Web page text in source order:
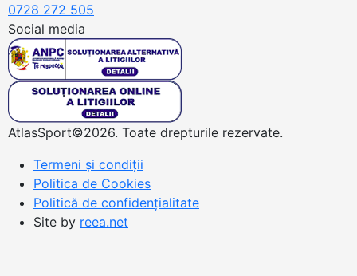
0728 272 505
Social media
AtlasSport©2026. Toate drepturile rezervate.
Termeni și condiții
Politica de Cookies
Politică de confidențialitate
Site by reea.net